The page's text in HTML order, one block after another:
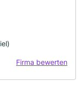
Firma bewerten